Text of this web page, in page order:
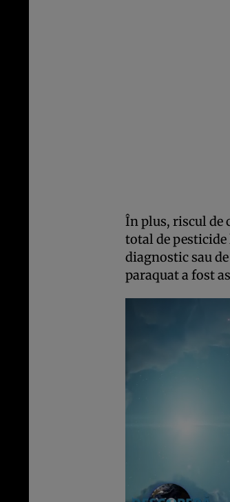
În plus, riscul de
total de pesticide
diagnostic sau
paraquat a fost